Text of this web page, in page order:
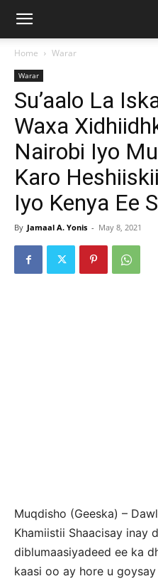
Home Warar
Warar
Su’aalo La
Waxa
Nairobi Iyo
Karo
Iyo Kenya Ee
By Jamaal A. Yonis - May 8, 2021
Muqdisho (Geeska) –
Khamiistii Shaacisay inay
diblumaasiyadeed ee ka
kaasi oo ay hore u